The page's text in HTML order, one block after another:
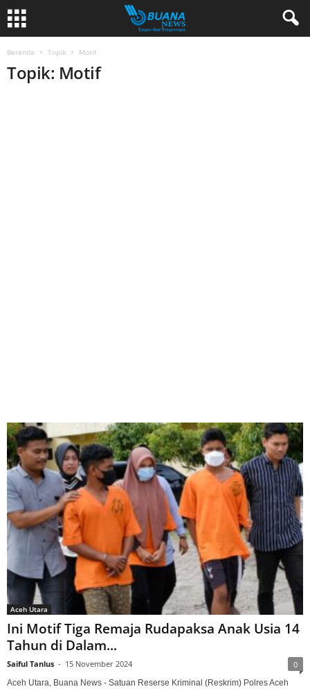
Beranda Topik Motif
Topik: Motif
Aceh Utara
Ini Motif Tiga Remaja Rudapaksa Anak Usia 14
Tahun di Dalam...
Saiful Tanlus - 15 November 2024 0
Aceh Utara, Buana News - Satuan Reserse Kriminal (Reskrim) Polres Aceh